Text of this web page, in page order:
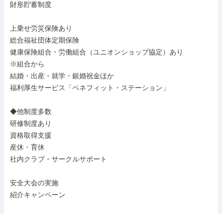
財形貯蓄制度
上乗せ労災保険あり
総合福祉団体定期保険
健康保険組合・労働組合（ユニオンショップ協定）あり
※組合から
結婚・出産・就学・銀婚祝金ほか
福利厚生サービス「ベネフィット・ステーション」
◆他制度多数
研修制度あり
資格取得支援
産休・育休
社内クラブ・サークルサポート
安全大会の実施
紹介キャンペーン